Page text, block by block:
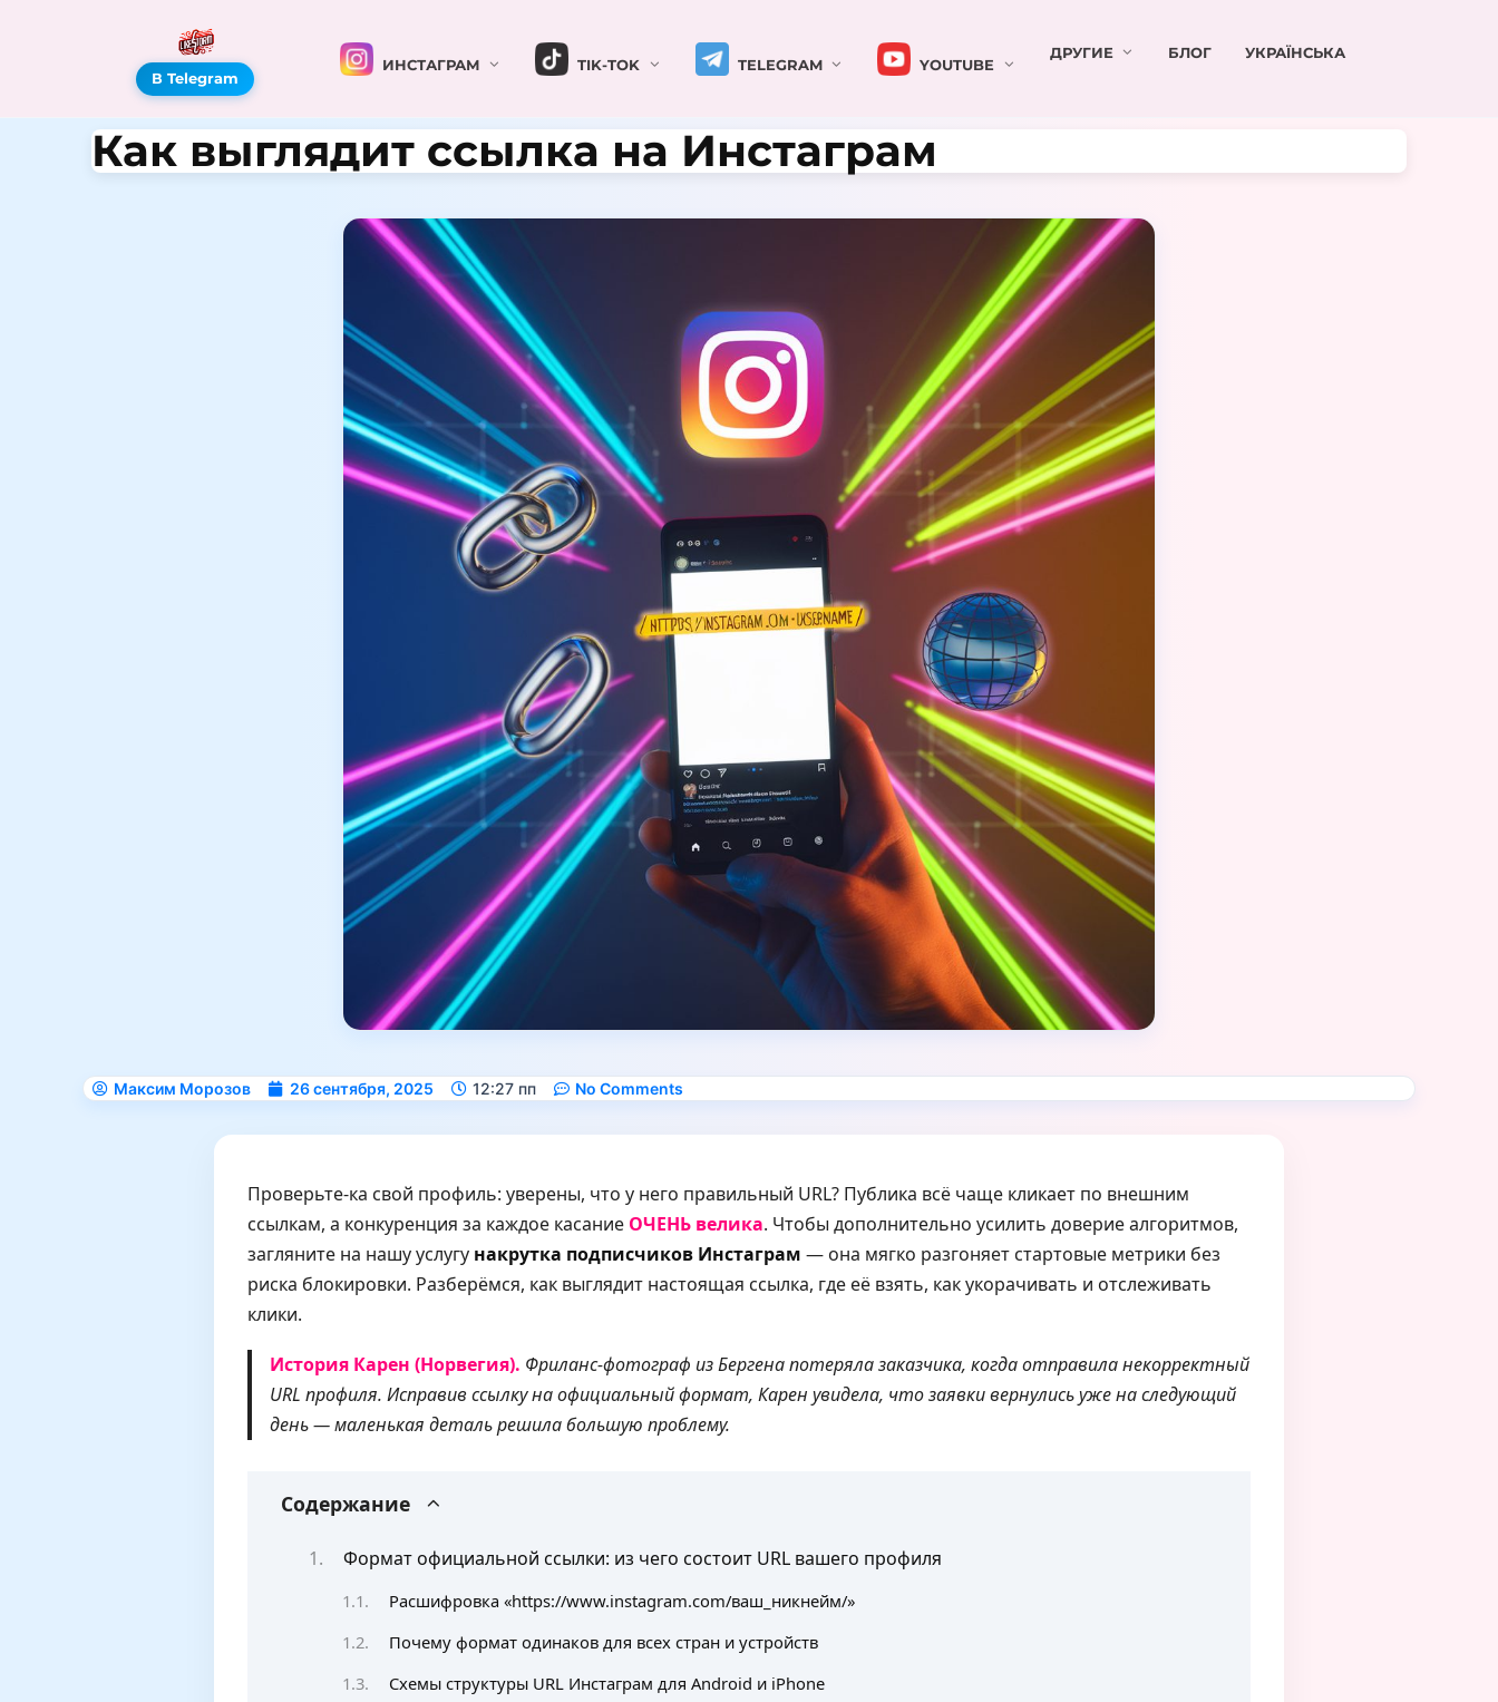
В Telegram
ИНСТАГРАМ TIK-TOK TELEGRAM YOUTUBE
ДРУГИЕ БЛОГ УКРАЇНСЬКА
Как выглядит ссылка на Инстаграм
Максим Морозов 26 сентября, 2025 12:27 пп No Comments
Проверьте‑ка свой профиль: уверены, что у него правильный URL? Публика всё чаще кликает по внешним
ссылкам, а конкуренция за каждое касание ОЧЕНЬ велика. Чтобы дополнительно усилить доверие алгоритмов,
загляните на нашу услугу накрутка подписчиков Инстаграм — она мягко разгоняет стартовые метрики без
риска блокировки. Разберёмся, как выглядит настоящая ссылка, где её взять, как укорачивать и отслеживать
клики.
История Карен (Норвегия). Фриланс‑фотограф из Бергена потеряла заказчика, когда отправила некорректный
URL профиля. Исправив ссылку на официальный формат, Карен увидела, что заявки вернулись уже на следующий
день — маленькая деталь решила большую проблему.
Содержание
Формат официальной ссылки: из чего состоит URL вашего профиля
Расшифровка «https://www.instagram.com/ваш_никнейм/»
Почему формат одинаков для всех стран и устройств
Схемы структуры URL Инстаграм для Android и iPhone